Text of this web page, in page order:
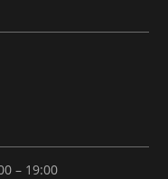
– 19:00